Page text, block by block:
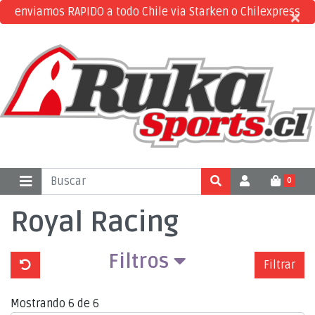
enviamos RAPIDO a todo Chile via Starken o Chilexpress
×
×
0
Royal Racing
Filtros Filtrar
Mostrando 6 de 6